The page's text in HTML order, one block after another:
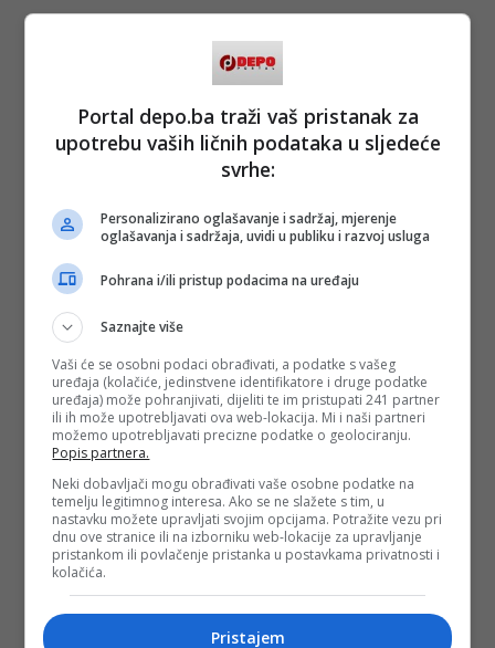
Portal depo.ba traži vaš pristanak za
upotrebu vaših ličnih podataka u sljedeće
svrhe:
Personalizirano oglašavanje i sadržaj, mjerenje
oglašavanja i sadržaja, uvidi u publiku i razvoj usluga
Pohrana i/ili pristup podacima na uređaju
Saznajte više
Vaši će se osobni podaci obrađivati, a podatke s vašeg
uređaja (kolačiće, jedinstvene identifikatore i druge podatke
uređaja) može pohranjivati, dijeliti te im pristupati 241 partner
ili ih može upotrebljavati ova web-lokacija. Mi i naši partneri
možemo upotrebljavati precizne podatke o geolociranju.
Popis partnera.
Neki dobavljači mogu obrađivati vaše osobne podatke na
temelju legitimnog interesa. Ako se ne slažete s tim, u
nastavku možete upravljati svojim opcijama. Potražite vezu pri
dnu ove stranice ili na izborniku web-lokacije za upravljanje
pristankom ili povlačenje pristanka u postavkama privatnosti i
kolačića.
Pristajem